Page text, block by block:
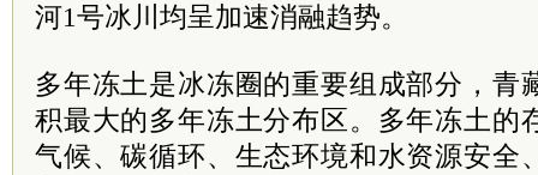
河1号冰川均呈加速消融趋势。
多年冻土是冰冻圈的重要组成部分，青
积最大的多年冻土分布区。多年冻土的
气候、碳循环、生态环境和水资源安全